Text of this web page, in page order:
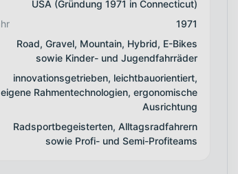
USA (Gründung 1971 in Connecticut)
1971
Road, Gravel, Mountain, Hybrid, E-Bikes
sowie Kinder- und Jugendfahrräder
innovationsgetrieben, leichtbauorientiert,
eigene Rahmentechnologien, ergonomische
Ausrichtung
Radsportbegeisterten, Alltagsradfahrern
sowie Profi- und Semi-Profiteams